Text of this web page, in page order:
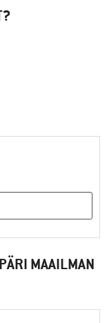
MAAILMAN